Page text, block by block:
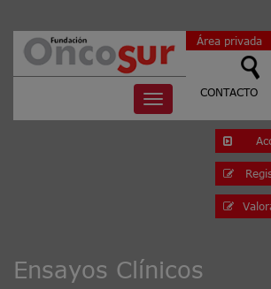
Toggle
navigation
Área privada
CONTACTO
Ensayos Clínicos